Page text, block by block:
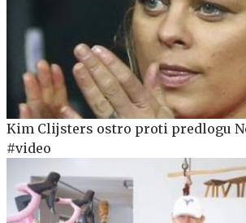
Kim Clijsters ostro proti predlogu
#video